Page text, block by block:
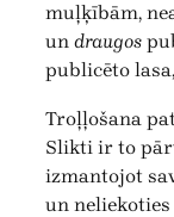
muļķībām,
un draugos
publicēto
Troļļošana
Slikti ir to
izmantojot
un